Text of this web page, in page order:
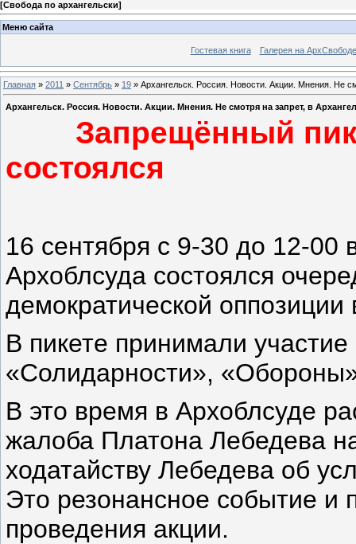
[Свобода по архангельски]
Меню сайта
Гостевая книга Галерея на АрхСвободе
Главная » 2011 » Сентябрь » 19 » Архангельск. Россия. Новости. Акции. Мнения. Не
Архангельск. Россия. Новости. Акции. Мнения. Не смотря на запрет, в
Запрещённый
состоялся
16 сентября с 9-30 до 12-00
Архоблсуда состоялся
демократической оппозиции
В пикете принимали
«Солидарности»,
В это время в Архоблсуде
жалоба Платона Лебедева
ходатайству Лебедева об
Это резонансное событие и
проведения акции.